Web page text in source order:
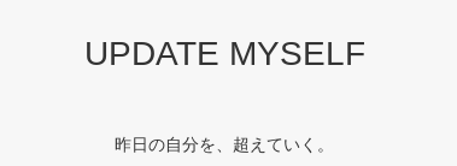
UPDATE MYSELF
昨日の自分を、超えていく。